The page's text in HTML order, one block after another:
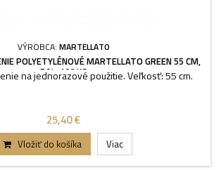
VÝROBCA: MARTELLATO
POLYETYLÉNOVÉ MARTELLATO GREEN 55 CM,
BAL. 100 KS
na jednorazové použitie. Veľkosť: 55 cm.
25,40 €
Vložiť do košíka Viac